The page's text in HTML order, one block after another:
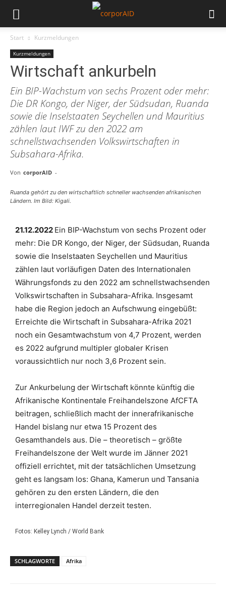
Start Kurzmeldungen
Kurzmeldungen
Wirtschaft ankurbeln
Ein BIP-Wachstum von sechs Prozent oder mehr:
Die DR Kongo, der Niger, der Südsudan, Ruanda
sowie die Inselstaaten Seychellen und Mauritius
zählen laut IWF zu den 2022 am
schnellstwachsenden Volkswirtschaften in
Subsahara-Afrika.
Von corporAID -
Ruanda gehört zu den wirtschaftlich schneller wachsenden afrikanischen
Ländern. Im Bild: Kigali.
21.12.2022 Ein BIP-Wachstum von sechs Prozent oder
mehr: Die DR Kongo, der Niger, der Südsudan, Ruanda
sowie die Inselstaaten Seychellen und Mauritius
zählen laut vorläufigen Daten des Internationalen
Währungsfonds zu den 2022 am schnellstwachsenden
Volkswirtschaften in Subsahara-Afrika. Insgesamt
habe die Region jedoch an Aufschwung eingebüßt:
Erreichte die Wirtschaft in Subsahara-Afrika 2021
noch ein Gesamtwachstum von 4,7 Prozent, werden
es 2022 aufgrund multipler globaler Krisen
voraussichtlich nur noch 3,6 Prozent sein.
Zur Ankurbelung der Wirtschaft könnte künftig die
Afrikanische Kontinentale Freihandelszone AfCFTA
beitragen, schließlich macht der innerafrikanische
Handel bislang nur etwa 15 Prozent des
Gesamthandels aus. Die – theoretisch – größte
Freihandelszone der Welt wurde im Jänner 2021
offiziell errichtet, mit der tatsächlichen Umsetzung
geht es langsam los: Ghana, Kamerun und Tansania
gehören zu den ersten Ländern, die den
interregionalen Handel derzeit testen.
Fotos: Kelley Lynch / World Bank
SCHLAGWORTE Afrika